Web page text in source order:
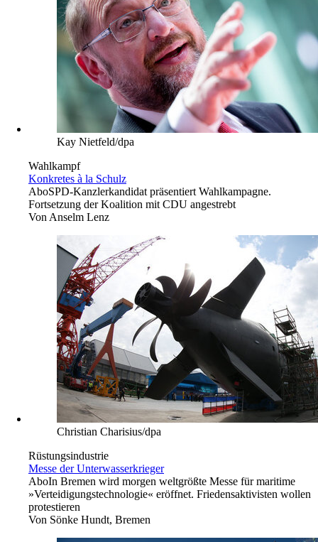
Kay Nietfeld/dpa
Wahlkampf
Konkretes à la Schulz
AboSPD-Kanzlerkandidat präsentiert Wahlkampagne.
Fortsetzung der Koalition mit CDU angestrebt
Von Anselm Lenz
Christian Charisius/dpa
Rüstungsindustrie
Messe der Unterwasserkrieger
AboIn Bremen wird morgen weltgrößte Messe für maritime
»Verteidigungstechnologie« eröffnet. Friedensaktivisten wollen
protestieren
Von Sönke Hundt, Bremen